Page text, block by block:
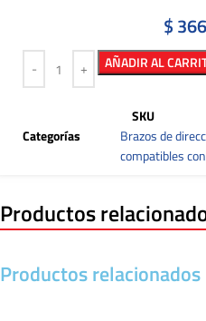
$
AÑADIR AL
SKU
Categorías
Brazos de
compatibles
Productos
Productos relacionados